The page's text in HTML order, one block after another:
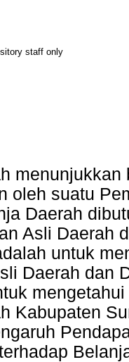
staff only
oleh suatu
Daerah
Asli Daerah
untuk
Daerah dan
Kabupaten